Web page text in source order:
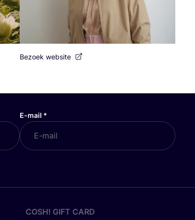
Bezoek website
E-mail *
COSH! GIFT CARD